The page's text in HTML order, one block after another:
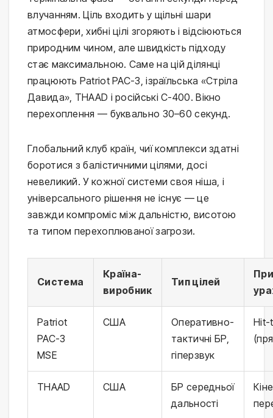
влучанням. Ціль входить у щільні шари
атмосфери, хибні цілі згоряють і відсіюються
природним чином, але швидкість підходу
стає максимальною. Саме на цій ділянці
працюють Patriot PAC-3, ізраїльська «Стріла
Давида», THAAD і російські С-400. Вікно
перехоплення — буквально 30–60 секунд.
Глобальний клуб країн, чиї комплекси здатні
боротися з балістичними цілями, досі
невеликий. У кожної системи своя ніша, і
універсального рішення не існує — це
завжди компроміс між дальністю, висотою
та типом перехоплюваної загрози.
Система
Країна-
виробник
Тип цілей
Patriot
PAC-3
MSE
США
Оперативно-
тактичні БР,
гіперзвук
Hit-
THAAD США
БР середньої
дальності